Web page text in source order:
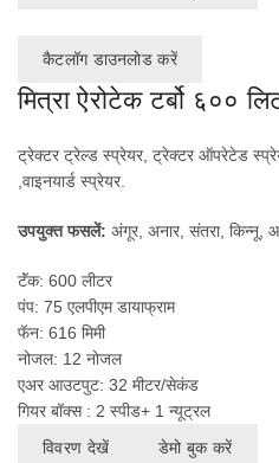
कैटलॉग डाउनलोड करें
मित्रा ऐरोटेक टर्बो ६००
ट्रेक्टर ट्रेल्ड स्प्रेयर, ट्रेक्टर ऑपरेटेड
,वाइनयार्ड स्प्रेयर.
उपयुक्त फसलें: अंगूर, अनार, संतरा, किन्नू,
टॅंक: 600 लीटर
पंप: 75 एलपीएम डायाफ्राम
फॅन: 616 मिमी
नोजल: 12 नोजल
एअर आउटपुट: 32 मीटर/सेकंड
गियर बॉक्स : 2 स्पीड+ 1 न्यूट्रल
विवरण देखें
डेमो बुक करें